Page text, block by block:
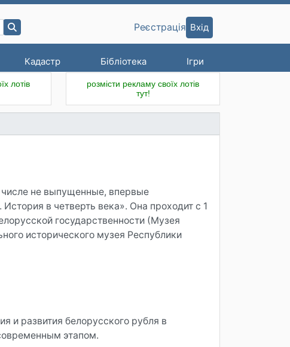
Кадастр Бібліотека Ігри
Реєстрація Вхід
лотів
розмісти рекламу своїх лотів
тут!
не выпущенные, впервые
в четверть века». Она проходит с 1
государственности (Музея
исторического музея Республики
и развития белорусского рубля в
этапом.